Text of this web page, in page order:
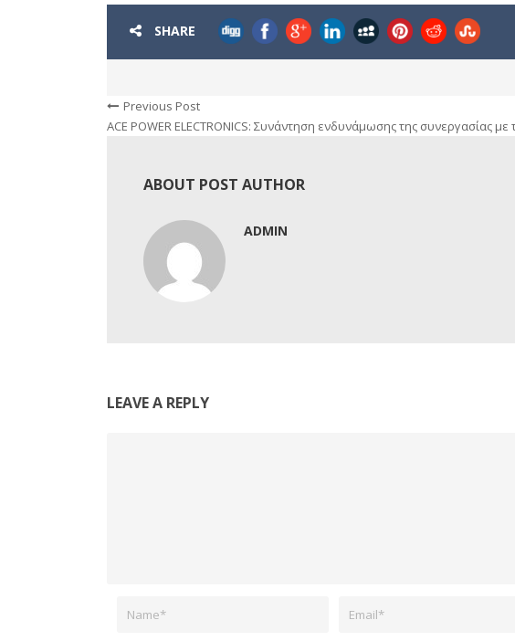
SHARE
Previous Post
ACE POWER ELECTRONICS: Συνάντηση ενδυνάμωσης της συνεργασίας με
ABOUT POST AUTHOR
ADMIN
LEAVE A REPLY